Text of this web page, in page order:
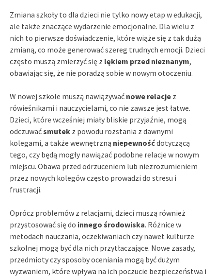
Zmiana szkoły to dla dzieci nie tylko nowy etap w edukacji,
ale także znaczące wydarzenie emocjonalne. Dla wielu z
nich to pierwsze doświadczenie, które wiąże się z tak dużą
zmianą, co może generować szereg trudnych emocji. Dzieci
często muszą zmierzyć się z lękiem przed nieznanym,
obawiając się, że nie poradzą sobie w nowym otoczeniu.
W nowej szkole muszą nawiązywać nowe relacje z
rówieśnikami i nauczycielami, co nie zawsze jest łatwe.
Dzieci, które wcześniej miały bliskie przyjaźnie, mogą
odczuwaćsmutek z powodu rozstania z dawnymi
kolegami, a także wewnętrzną niepewnośćdotyczącą
tego, czy będą mogły nawiązać podobne relacje w nowym
miejscu. Obawa przed odrzuceniem lub niezrozumieniem
przez nowych kolegów często prowadzi do stresu i
frustracji.
Oprócz problemów z relacjami, dzieci muszą również
przystosować się do innego środowiska. Różnice w
metodach nauczania, oczekiwaniach czy nawet kulturze
szkolnej mogą być dla nich przytłaczające. Nowe zasady,
przedmioty czy sposoby oceniania mogą być dużym
wyzwaniem, które wpływa na ich poczucie bezpieczeństwa i